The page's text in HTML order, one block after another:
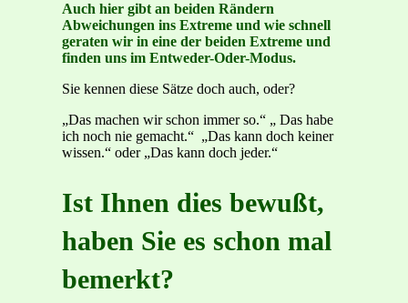
Auch hier gibt an beiden Rändern
Abweichungen ins Extreme und wie schnell
geraten wir in eine der beiden Extreme und
finden uns im Entweder-Oder-Modus.
Sie kennen diese Sätze doch auch, oder?
„Das machen wir schon immer so.“ „ Das habe
ich noch nie gemacht.“ „Das kann doch keiner
wissen.“ oder „Das kann doch jeder.“
Ist Ihnen dies bewußt,
haben Sie es schon mal
bemerkt?